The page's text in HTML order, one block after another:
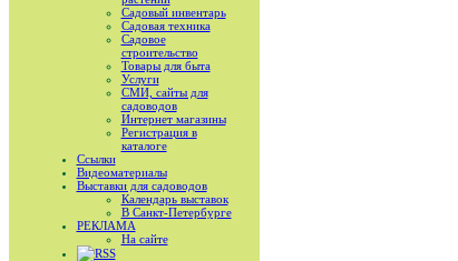
Садовый инвентарь
Садовая техника
Садовое
строительство
Товары для быта
Услуги
СМИ, сайты для
садоводов
Интернет магазины
Регистрация в
каталоге
Ссылки
Видеоматериалы
Выставки для садоводов
Календарь выставок
В Санкт-Петербурге
РЕКЛАМА
На сайте
RSS